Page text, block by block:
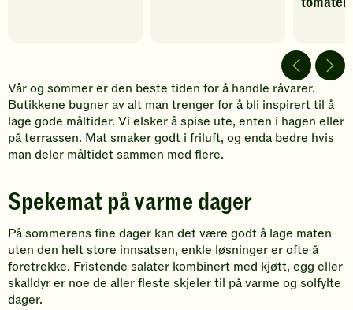
video
Vår og sommer er den beste tiden for å handle råvarer.
Butikkene bugner av alt man trenger for å bli inspirert til å
lage gode måltider. Vi elsker å spise ute, enten i hagen eller
på terrassen. Mat smaker godt i friluft, og enda bedre hvis
man deler måltidet sammen med flere.
Spekemat på varme dager
På sommerens fine dager kan det være godt å lage maten
uten den helt store innsatsen, enkle løsninger er ofte å
foretrekke. Fristende salater kombinert med kjøtt, egg eller
skalldyr er noe de aller fleste skjeler til på varme og solfylte
dager.